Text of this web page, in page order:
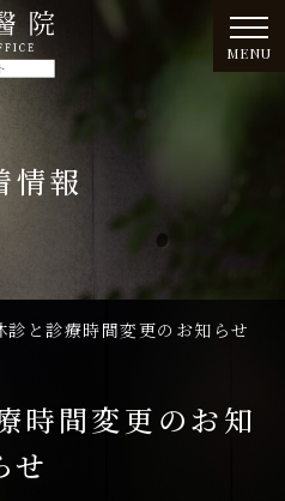
MENU
情報
診と診療時間変更のお知らせ
時間変更のお知
せ